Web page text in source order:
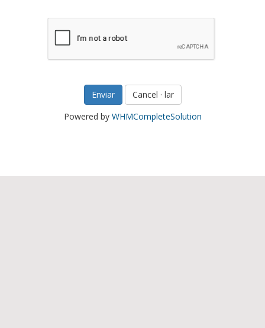
Cancel · lar
Powered by WHMCompleteSolution